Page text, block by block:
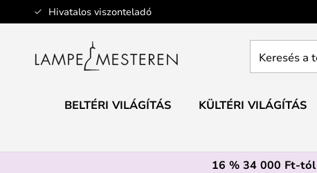
Hivatalos viszonteladó
Ugrás
a
tartalomhoz
BELTÉRI VILÁGÍTÁS KÜLTÉRI VILÁGÍTÁS
16 % 34 000 Ft-tól